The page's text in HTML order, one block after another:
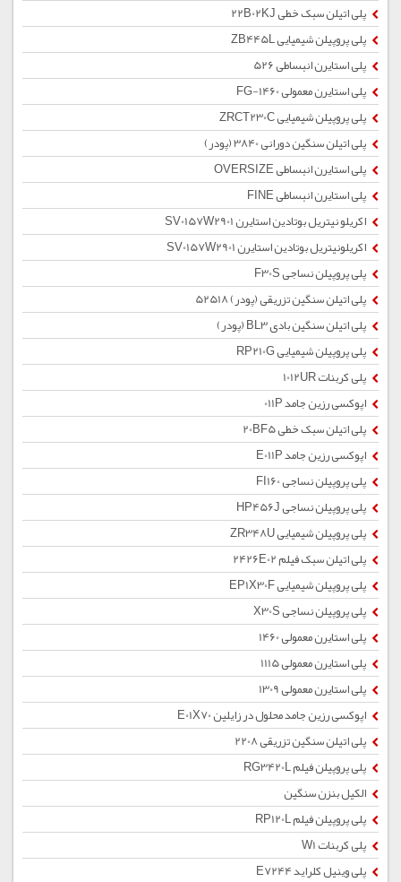
پلی اتیلن سبک خطی 22B02KJ
پلی پروپیلن شیمیایی ZB445L
پلی استایرن انبساطی 526
پلی استایرن معمولی 1460-FG
پلی پروپیلن شیمیایی ZRCT230C
پلی اتیلن سنگین دورانی 3840 (پودر)
پلی استایرن انبساطی OVERSIZE
پلی استایرن انبساطی FINE
اکریلو نیتریل بوتادین استایرن SV0157W2901
اکریلونیتریل بوتادین استایرن SV0157W2901
پلی پروپیلن نساجی F30S
پلی اتیلن سنگین تزریقی (پودر) 52518
پلی اتیلن سنگین بادی BL3 (پودر)
پلی پروپیلن شیمیایی RP210G
پلی کربنات 1012UR
اپوکسی رزین جامد 011P
پلی اتیلن سبک خطی 20BF5
اپوکسی رزین جامد E011P
پلی پروپیلن نساجی FI160
پلی پروپیلن نساجی HP456J
پلی پروپیلن شیمیایی ZR348U
پلی اتیلن سبک فیلم 2426E02
پلی پروپیلن شیمیایی EP1X30F
پلی پروپیلن نساجی X30S
پلی استایرن معمولی 1460
پلی استایرن معمولی 1115
پلی استایرن معمولی 1309
اپوکسی رزین جامد محلول در زایلین E01X70
پلی اتیلن سنگین تزریقی 2208
پلی پروپیلن فیلم RG3420L
الکیل بنزن سنگین
پلی پروپیلن فیلم RP120L
پلی کربنات W1
پلی وینیل کلراید E7244